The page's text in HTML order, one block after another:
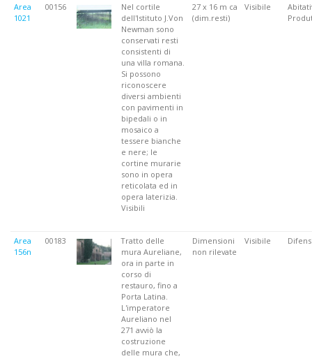
Area
1021
00156
Nel cortile
dell'Istituto J.Von
Newman sono
conservati resti
consistenti di
una villa romana.
Si possono
riconoscere
diversi ambienti
con pavimenti in
bipedali o in
mosaico a
tessere bianche
e nere; le
cortine murarie
sono in opera
reticolata ed in
opera laterizia.
Visibili
27 x 16 m ca
(dim.resti)
Visibile
Area
156n
00183
Tratto delle
mura Aureliane,
ora in parte in
corso di
restauro, fino a
Porta Latina.
L'imperatore
Aureliano nel
271 avviò la
costruzione
delle mura che,
Dimensioni
non rilevate
Visibile